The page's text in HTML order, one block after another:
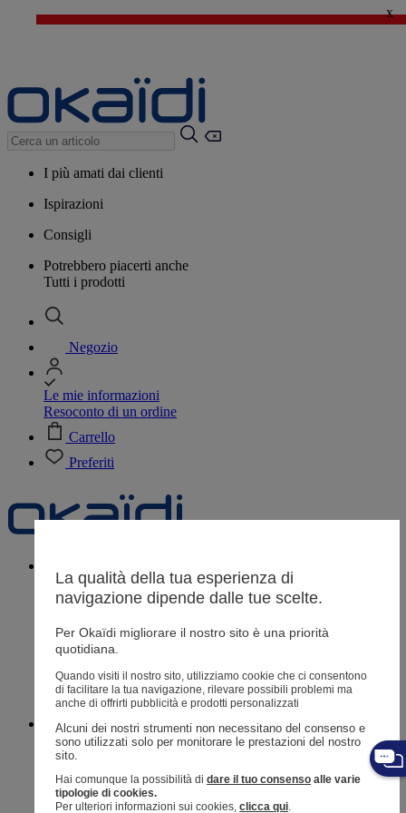
🔥SALDI : Ancora più prodotti fino al -60%*>
x
I più amati dai clienti
Ispirazioni
Consigli
Potrebbero piacerti anche
Tutti i prodotti
Negozio
Le mie informazioni
Resoconto di un ordine
Carrello
Preferiti
Negozi
Aiuto e contatti
Spedizione
Reso
Bimba3 mesi - 3 anni
La qualità della tua esperienza di
navigazione dipende dalle tue scelte.
Per Okaïdi migliorare il nostro sito è una priorità
quotidiana.
Quando visiti il ​​nostro sito, utilizziamo cookie che ci consentono
di facilitare la tua navigazione, rilevare possibili problemi ma
anche di offrirti pubblicità e prodotti personalizzati
Alcuni dei nostri strumenti non necessitano del consenso e
sono utilizzati solo per monitorare le prestazioni del nostro
sito.
Hai comunque la possibilità didare il tuo consenso alle varie
tipologie di cookies.
Per ulteriori informazioni sui cookies,clicca qui